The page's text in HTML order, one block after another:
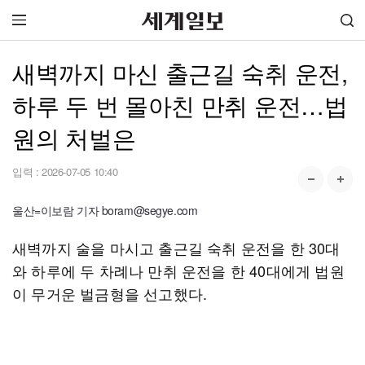
새벽까지 마신 출근길 숙취 운전,
하루 두 번 몰아친 만취 운전…법
원의 처벌은
입력 : 2026-07-05 10:40
울산=이보람 기자 boram@segye.com
새벽까지 술을 마시고 출근길 숙취 운전을 한 30대
와 하루에 두 차례나 만취 운전을 한 40대에게 법원
이 무거운 벌금형을 선고했다.